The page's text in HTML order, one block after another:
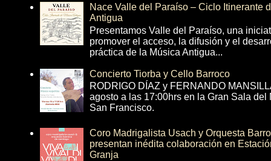
Nace Valle del Paraíso – Ciclo Itinerante
Antigua
Presentamos Valle del Paraíso, una
promover el acceso, la difusión y el
práctica de la Música Antigua...
Concierto Tiorba y Cello Barroco
RODRIGO DÍAZ y FERNANDO
agosto a las 17:00hrs en la Gran Sala
San Francisco.
Coro Madrigalista Usach y Orquesta
presentan inédita colaboración en
Granja